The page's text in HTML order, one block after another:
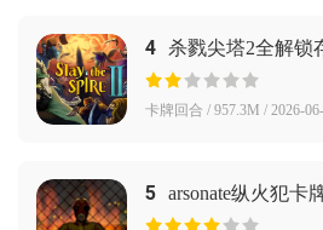
4
杀戮尖塔2全解锁
Spire 2)
卡牌回合 / 957.3M / 2026-
5 arsonate纵火犯卡